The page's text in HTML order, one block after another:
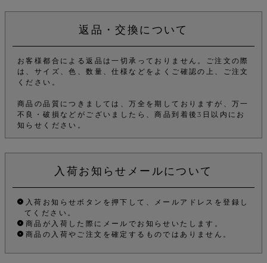
返品・交換について
お客様都合による返品は一切承っておりません。ご注文の際
は、サイズ、色、数量、仕様などをよくご確認の上、ご注文
ください。
商品の品質につきましては、万全を期しておりますが、万一
不良・破損などがございましたら、商品到着後3日以内にお
知らせください。
入荷お知らせメールについて
入荷お知らせボタンを押下して、メールアドレスを登録し
てください。
商品が入荷した際にメールでお知らせいたします。
商品の入荷やご注文を確定するものではありません。